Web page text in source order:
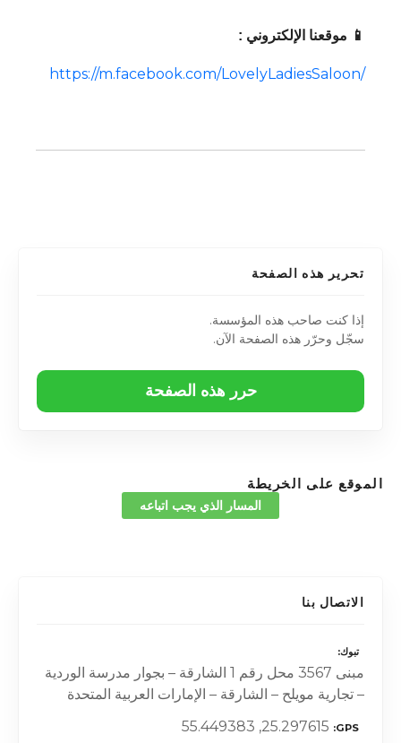
📱 موقعنا الإلكتروني :
https://m.facebook.com/LovelyLadiesSaloon/
تحرير هذه الصفحة
إذا كنت صاحب هذه المؤسسة.
سجّل وحرّر هذه الصفحة الآن.
حرر هذه الصفحة
الموقع على الخريطة
المسار الذي يجب اتباعه
الاتصال بنا
تبوك
مبنى 3567 محل رقم 1 الشارقة – بجوار مدرسة الوردية
– تجارية مويلح – الشارقة – الإمارات العربية المتحدة
GPS
25.297615, 55.449383